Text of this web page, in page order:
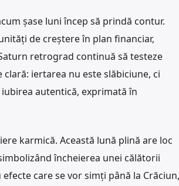
șase luni încep să prindă contur.
de creștere în plan financiar,
retrograd continuă să testeze
iertarea nu este slăbiciune, ci
autentică, exprimată în
karmică. Această lună plină are loc
încheierea unei călătorii
care se vor simți până la Crăciun,